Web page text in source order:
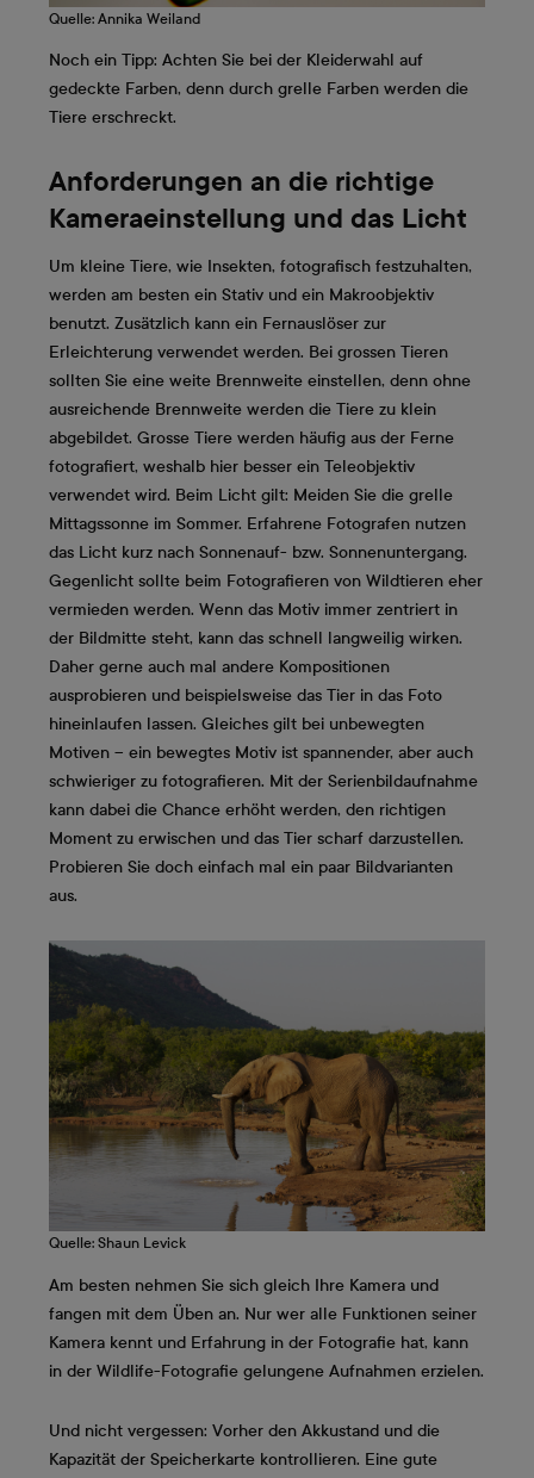
Quelle: Annika Weiland
Noch ein Tipp: Achten Sie bei der Kleiderwahl auf
gedeckte Farben, denn durch grelle Farben werden die
Tiere erschreckt.
Anforderungen an die richtige
Kameraeinstellung und das Licht
Um kleine Tiere, wie Insekten, fotografisch festzuhalten,
werden am besten ein Stativ und ein Makroobjektiv
benutzt. Zusätzlich kann ein Fernauslöser zur
Erleichterung verwendet werden. Bei grossen Tieren
sollten Sie eine weite Brennweite einstellen, denn ohne
ausreichende Brennweite werden die Tiere zu klein
abgebildet. Grosse Tiere werden häufig aus der Ferne
fotografiert, weshalb hier besser ein Teleobjektiv
verwendet wird. Beim Licht gilt: Meiden Sie die grelle
Mittagssonne im Sommer. Erfahrene Fotografen nutzen
das Licht kurz nach Sonnenauf- bzw. Sonnenuntergang.
Gegenlicht sollte beim Fotografieren von Wildtieren eher
vermieden werden. Wenn das Motiv immer zentriert in
der Bildmitte steht, kann das schnell langweilig wirken.
Daher gerne auch mal andere Kompositionen
ausprobieren und beispielsweise das Tier in das Foto
hineinlaufen lassen. Gleiches gilt bei unbewegten
Motiven – ein bewegtes Motiv ist spannender, aber auch
schwieriger zu fotografieren. Mit der Serienbildaufnahme
kann dabei die Chance erhöht werden, den richtigen
Moment zu erwischen und das Tier scharf darzustellen.
Probieren Sie doch einfach mal ein paar Bildvarianten
aus.
Quelle: Shaun Levick
Am besten nehmen Sie sich gleich Ihre Kamera und
fangen mit dem Üben an. Nur wer alle Funktionen seiner
Kamera kennt und Erfahrung in der Fotografie hat, kann
in der Wildlife-Fotografie gelungene Aufnahmen erzielen.
Und nicht vergessen: Vorher den Akkustand und die
Kapazität der Speicherkarte kontrollieren. Eine gute